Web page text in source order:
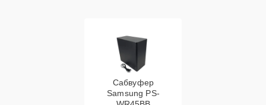
Сабвуфер
Samsung PS-